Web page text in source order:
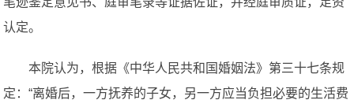
认定。
本院认为，根据《中华人民共和国婚姻法》第三十七条规
定：“离婚后，一方抚养的子女，另一方应当负担必要的生活费